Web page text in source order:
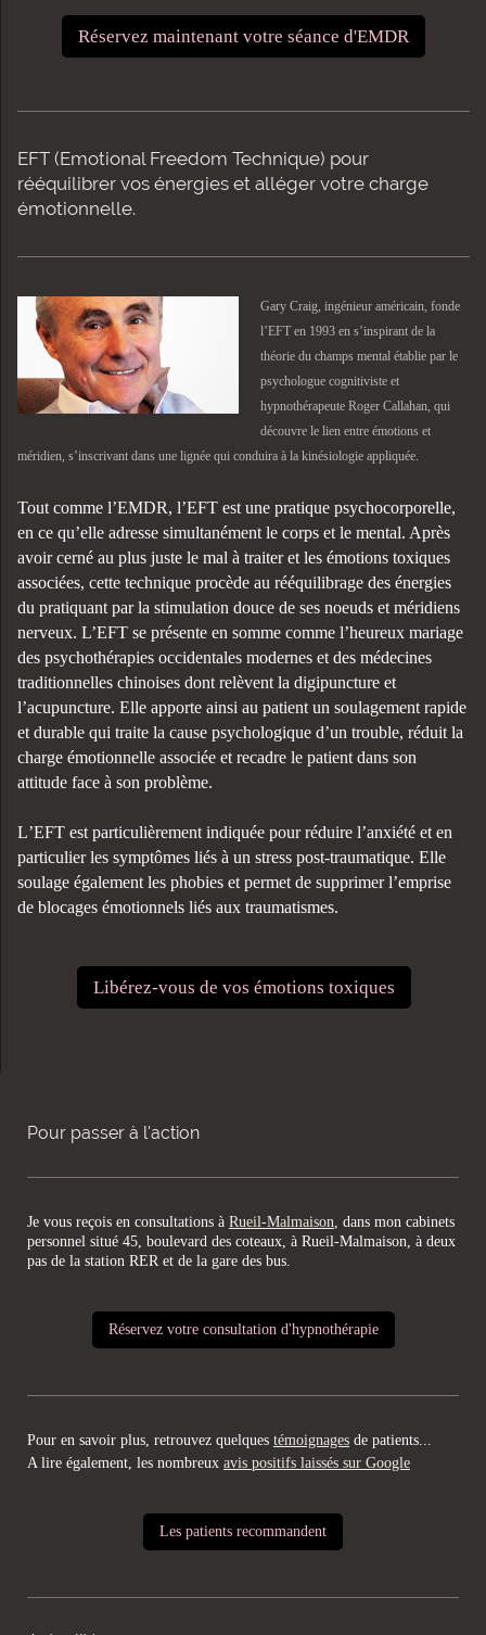
Réservez maintenant votre séance d'EMDR
EFT (Emotional Freedom Technique) pour
rééquilibrer vos énergies et alléger votre charge
émotionnelle.
Gary Craig, ingénieur américain, fonde
l’EFT en 1993 en s’inspirant de la
théorie du champs mental établie par le
psychologue cognitiviste et
hypnothérapeute Roger Callahan, qui
découvre le lien entre émotions et
méridien, s’inscrivant dans une lignée qui conduira à la kinésiologie appliquée.
Tout comme l’EMDR, l’EFT est une pratique psychocorporelle,
en ce qu’elle adresse simultanément le corps et le mental. Après
avoir cerné au plus juste le mal à traiter et les émotions toxiques
associées, cette technique procède au rééquilibrage des énergies
du pratiquant par la stimulation douce de ses noeuds et méridiens
nerveux. L’EFT se présente en somme comme l’heureux mariage
des psychothérapies occidentales modernes et des médecines
traditionnelles chinoises dont relèvent la digipuncture et
l’acupuncture. Elle apporte ainsi au patient un soulagement rapide
et durable qui traite la cause psychologique d’un trouble, réduit la
charge émotionnelle associée et recadre le patient dans son
attitude face à son problème.
L’EFT est particulièrement indiquée pour réduire l’anxiété et en
particulier les symptômes liés à un stress post-traumatique. Elle
soulage également les phobies et permet de supprimer l’emprise
de blocages émotionnels liés aux traumatismes.
Libérez-vous de vos émotions toxiques
Pour passer à l'action
Je vous reçois en consultations à Rueil-Malmaison , dans mon cabinets
personnel situé 45, boulevard des coteaux, à Rueil-Malmaison, à deux
pas de la station RER et de la gare des bus.
Réservez votre consultation d'hypnothérapie
Pour en savoir plus, retrouvez quelques témoignages de patients...
A lire également, les nombreux avis positifs laissés sur Google
Les patients recommandent